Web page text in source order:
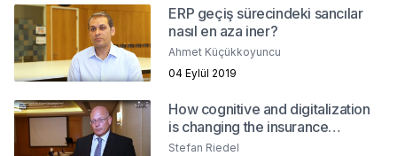
ERP geçiş sürecindeki sancılar
nasıl en aza iner?
Ahmet Küçükkoyuncu
04 Eylül 2019
How cognitive and digitalization
is changing the insurance
industry?
Stefan Riedel